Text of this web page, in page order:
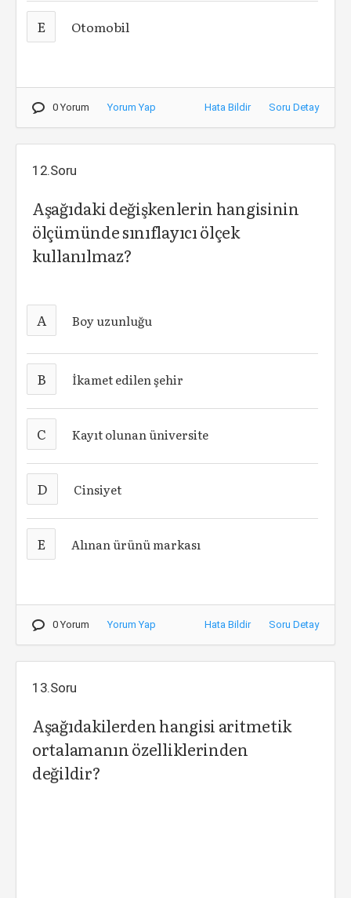
E Otomobil
0 Yorum Yorum Yap Hata Bildir Soru Detay
12.Soru
Aşağıdaki değişkenlerin hangisinin
ölçümünde sınıflayıcı ölçek
kullanılmaz?
A Boy uzunluğu
B İkamet edilen şehir
C Kayıt olunan üniversite
D Cinsiyet
E Alınan ürünü markası
0 Yorum Yorum Yap Hata Bildir Soru Detay
13.Soru
Aşağıdakilerden hangisi aritmetik
ortalamanın özelliklerinden
değildir?